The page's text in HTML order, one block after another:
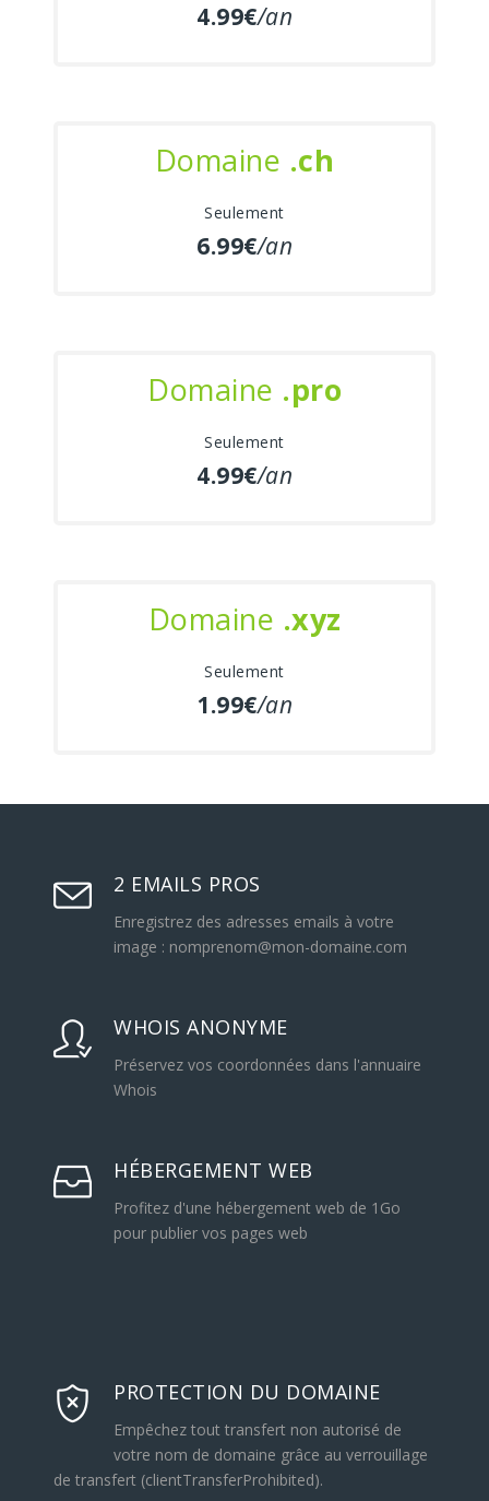
4.99€/an
Domaine .ch
Seulement
6.99€/an
Domaine .pro
Seulement
4.99€/an
Domaine .xyz
Seulement
1.99€/an
2 EMAILS PROS
Enregistrez des adresses emails à votre
image : nomprenom@mon-domaine.com
WHOIS ANONYME
Préservez vos coordonnées dans l'annuaire
Whois
HÉBERGEMENT WEB
Profitez d'une hébergement web de 1Go
pour publier vos pages web
PROTECTION DU DOMAINE
Empêchez tout transfert non autorisé de
votre nom de domaine grâce au verrouillage
de transfert (clientTransferProhibited).